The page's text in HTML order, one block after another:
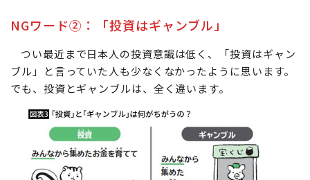
NGワード②：「投資はギャンブル」
つい最近まで日本人の投資意識は低く、「投資はギャン
ブル」と言っていた人も少なくなかったように思います。
でも、投資とギャンブルは、全く違います。